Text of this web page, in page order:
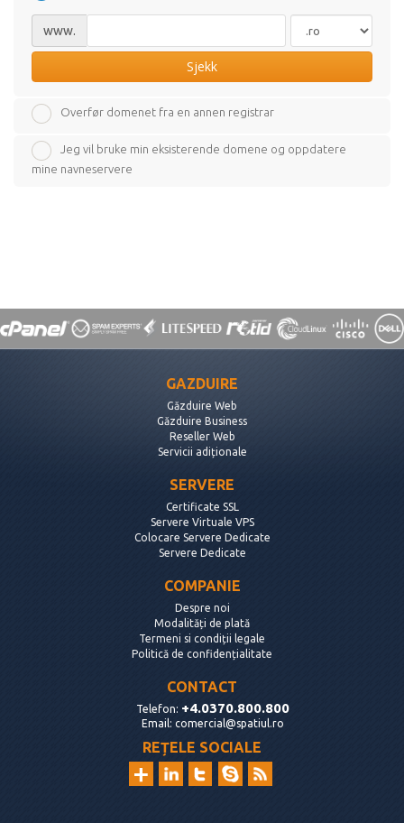
www.
Sjekk
Overfør domenet fra en annen registrar
Jeg vil bruke min eksisterende domene og oppdatere
mine navneservere
GAZDUIRE
Găzduire Web
Găzduire Business
Reseller Web
Servicii adiționale
SERVERE
Certificate SSL
Servere Virtuale VPS
Colocare Servere Dedicate
Servere Dedicate
COMPANIE
Despre noi
Modalități de plată
Termeni si condiții legale
Politică de confidențialitate
CONTACT
Telefon: +4.0370.800.800
Email: comercial@spatiul.ro
REȚELE SOCIALE